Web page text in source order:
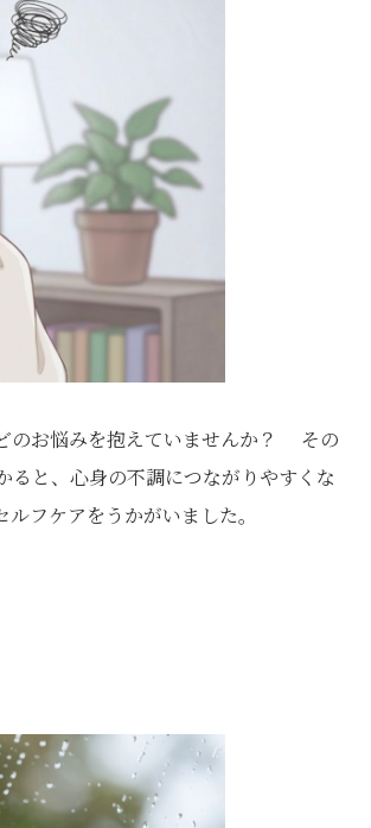
のお悩みを抱えていませんか？ その
と、心身の不調につながりやすくな
フケアをうかがいました。